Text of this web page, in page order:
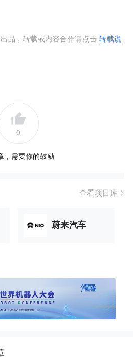
出品，转载或内容合作请点击转载说
0
，需要你的鼓励
查看项目库
蔚来汽车